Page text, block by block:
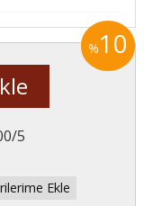
%10
5
Ekle